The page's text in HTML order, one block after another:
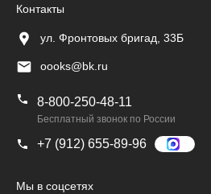
Контакты
ул. Фронтовых бригад, 33Б
oooks@bk.ru
8-800-250-48-11
Бесплатный звонок по России
+7 (912) 655-89-96
Мы в соцсетях